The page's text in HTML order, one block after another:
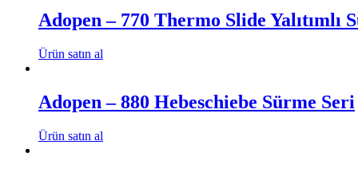
Adopen – 770 Thermo Slide Yalıtımlı
Ürün satın al
Adopen – 880 Hebeschiebe Sürme Seri
Ürün satın al